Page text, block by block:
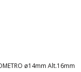
ø14mm Alt.16mm